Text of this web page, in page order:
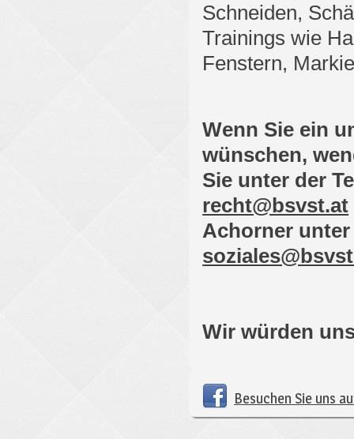
Schneiden,
Trainings wie
Fenstern,
Wenn Sie ein
wünschen,
Sie unter der
recht@bsvst.at
Achorner unter
Wir würden
Besuchen Sie uns